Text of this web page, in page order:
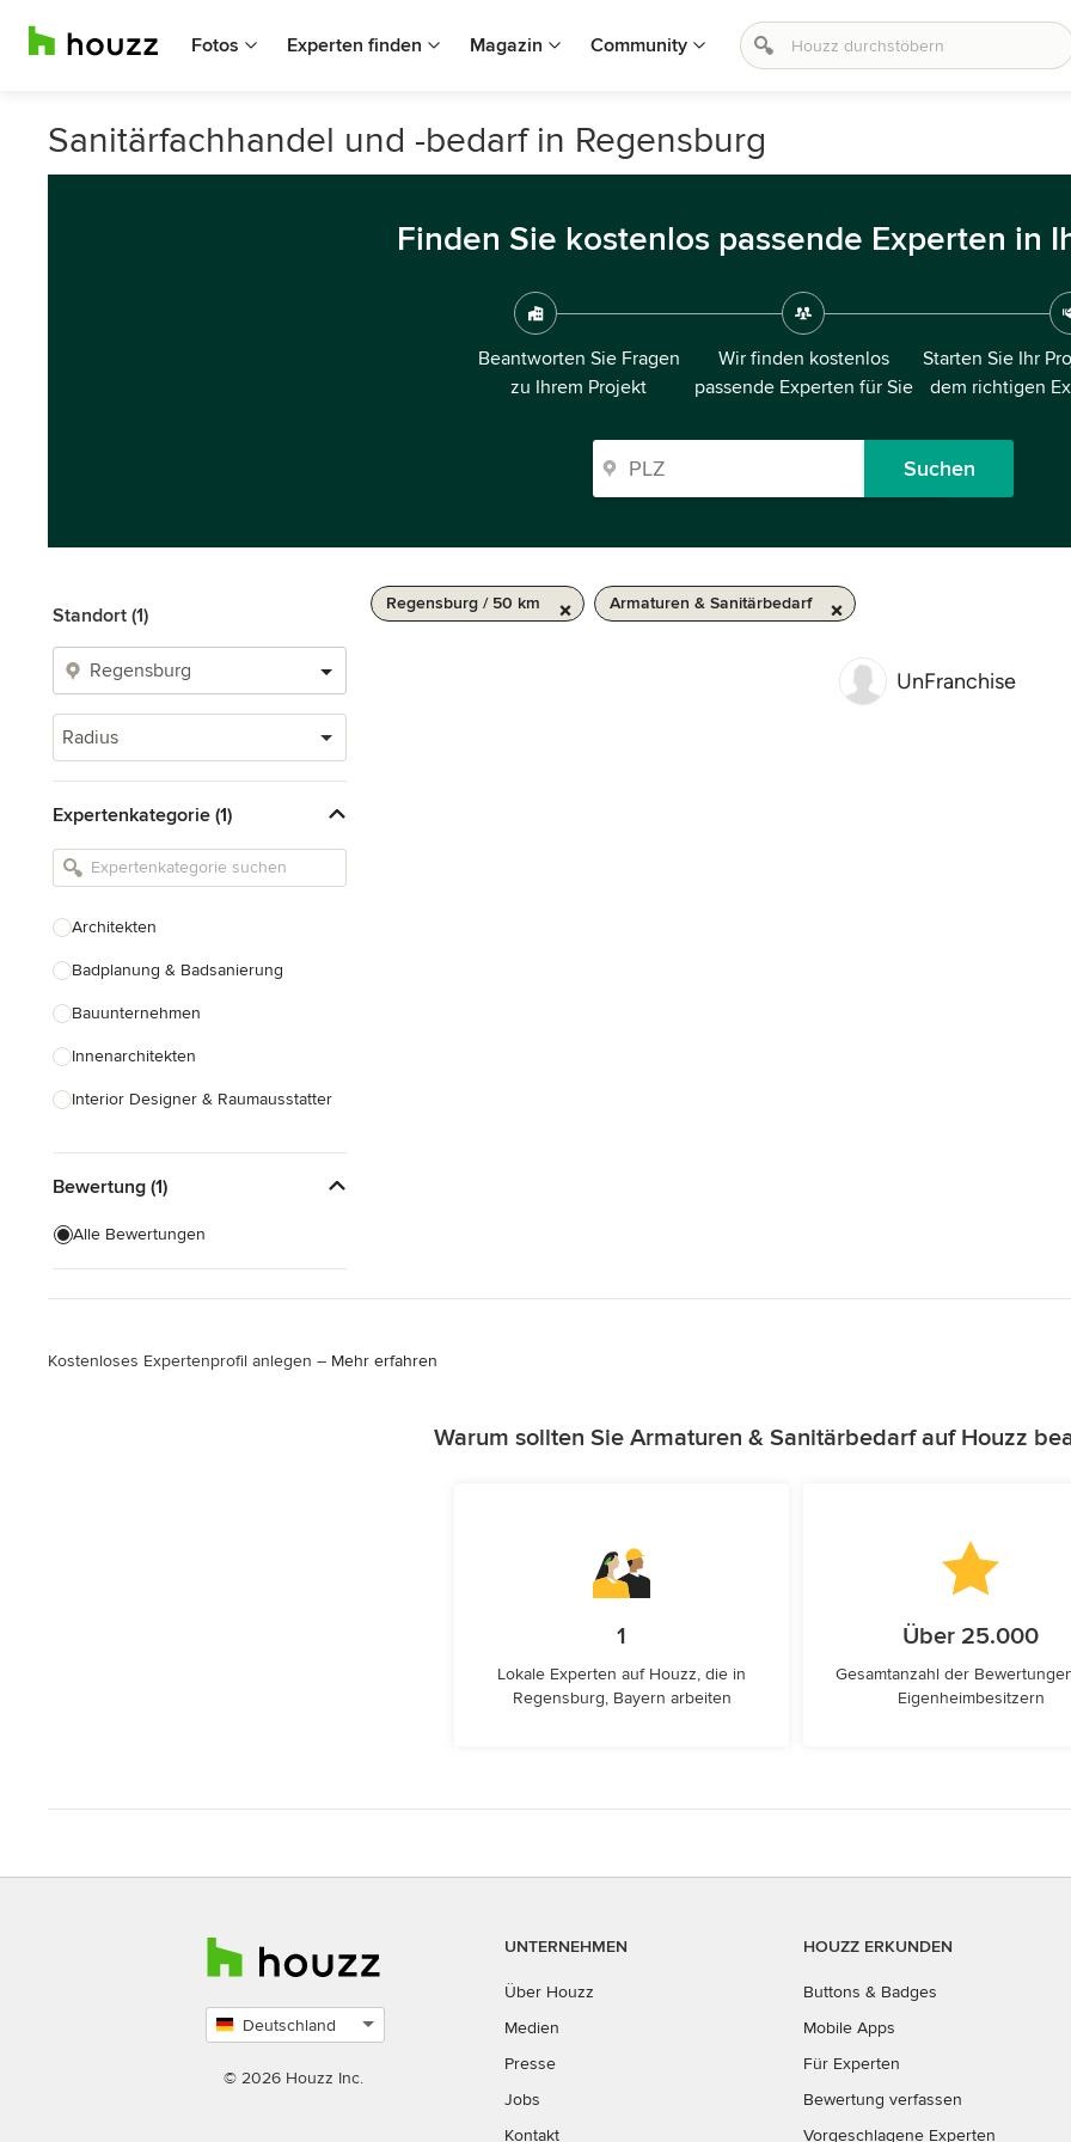
Fotos Experten finden Magazin Community
Sanitärfachhandel und -bedarf in Regensburg
Finden Sie kostenlos passende Experten in
Beantworten Sie Fragen
zu Ihrem Projekt
Wir finden kostenlos
passende Experten für Sie
Starten Sie Ihr
dem richtigen
Suchen
Standort (1)
Radius
Expertenkategorie (1)
Architekten
Badplanung & Badsanierung
Bauunternehmen
Innenarchitekten
Interior Designer & Raumausstatter
Landschaftsarchitekten
Armaturen & Sanitärbedarf
Beleuchtung
Alle anzeigen
Bewertung (1)
Alle Bewertungen
Regensburg / 50 km Armaturen & Sanitärbedarf
UnFranchise
Kostenloses Expertenprofil anlegen – Mehr erfahren
Warum sollten Sie Armaturen & Sanitärbedarf auf Houzz
1
Lokale Experten auf Houzz, die in
Regensburg, Bayern arbeiten
Über 25.000
Gesamtanzahl der
Eigenheimbesitzern
Deutschland
auswählen
© 2026 Houzz Inc.
UNTERNEHMEN
Über Houzz
Medien
Presse
Jobs
Kontakt
HOUZZ ERKUNDEN
Buttons & Badges
Mobile Apps
Für Experten
Bewertung verfassen
Vorgeschlagene Experten